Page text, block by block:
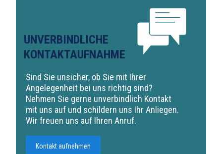
UNVERBINDLICHE
KONTAKTAUFNAHME
Sind Sie unsicher, ob Sie mit Ihrer
Angelegenheit bei uns richtig sind?
Nehmen Sie gerne unverbindlich Kontakt
mit uns auf und schildern uns Ihr Anliegen.
Wir freuen uns auf Ihren Anruf.
Kontakt aufnehmen